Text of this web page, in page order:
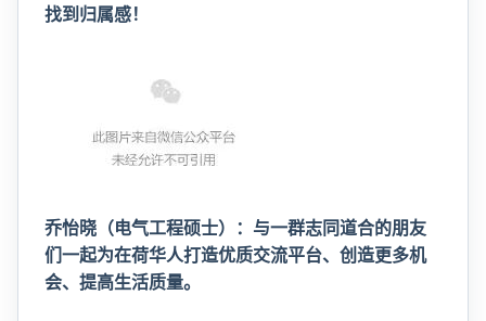
找到归属感！
乔怡晓（电气工程硕士）：与一群志同道合的朋友
们一起为在荷华人打造优质交流平台、创造更多机
会、提高生活质量。